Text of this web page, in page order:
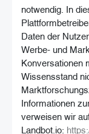
notwendig. In
Daten der
Werbe- und
Konversationen
Wissensstand
Informationen
verweisen wir
Landbot.io: